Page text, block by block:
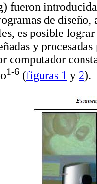
fueron
de
es posible
y
computador
1-6 (figuras 1 y 2).